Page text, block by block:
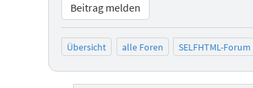
Beitrag melden
Übersicht alle Foren SELFHTML-Forum